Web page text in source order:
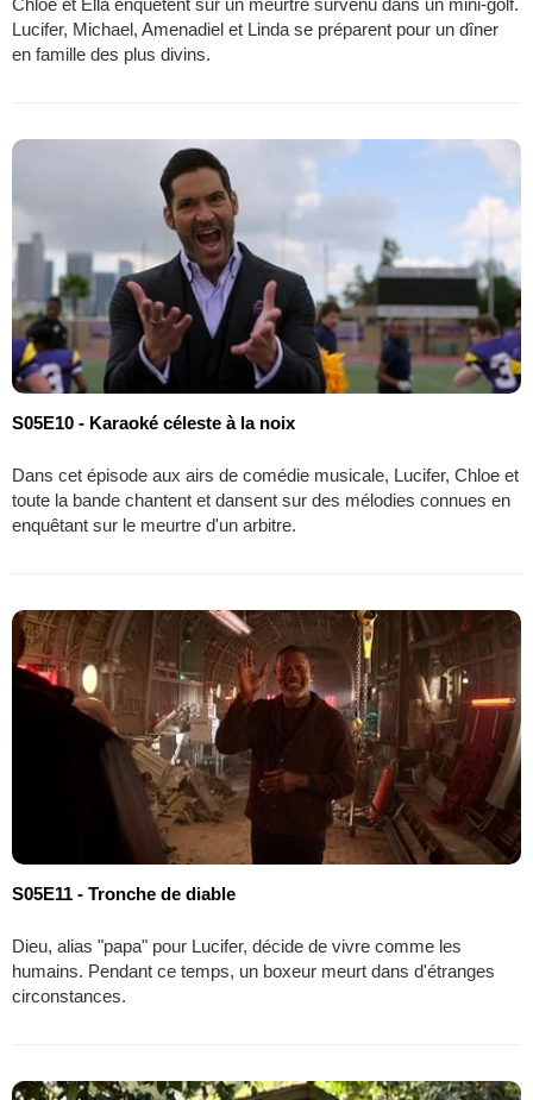
Lucifer, Michael, Amenadiel et Linda se préparent pour un dîner
en famille des plus divins.
S05E10 - Karaoké céleste à la noix
Dans cet épisode aux airs de comédie musicale, Lucifer, Chloe et
toute la bande chantent et dansent sur des mélodies connues en
enquêtant sur le meurtre d'un arbitre.
S05E11 - Tronche de diable
Dieu, alias "papa" pour Lucifer, décide de vivre comme les
humains. Pendant ce temps, un boxeur meurt dans d'étranges
circonstances.